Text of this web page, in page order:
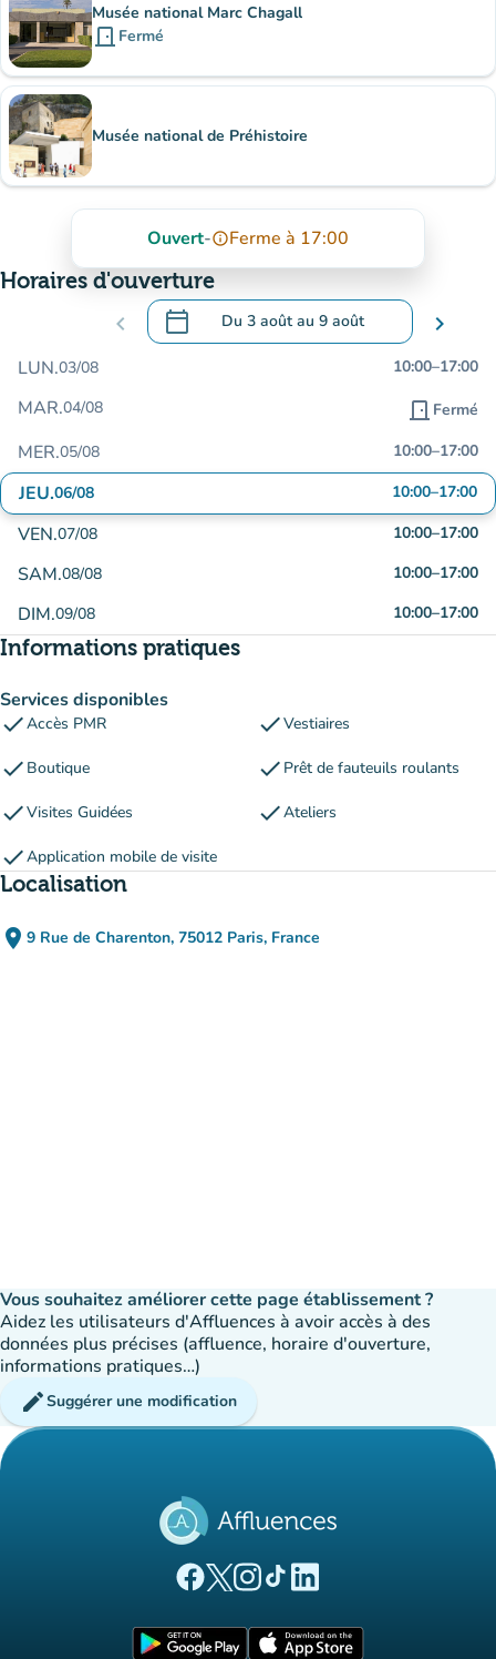
Musée national Marc Chagall
door_front Fermé
Musée national de Préhistoire
Ouvert-info_outlineFerme à 17:00
Horaires d'ouverture
chevron_left calendar_today Du 3 aoûtau 9 août
.Ouvrir le calendrier pour changer de
chevron_right
LUN.03/08 10:00–17:00
MAR.04/08 door_front Fermé
MER.05/08 10:00–17:00
JEU.06/08 10:00–17:00
VEN.07/08 10:00–17:00
SAM.08/08 10:00–17:00
DIM.09/08 10:00–17:00
Informations pratiques
Services disponibles
checkAccès PMR checkVestiaires
check Boutique check Prêt de fauteuils roulants
checkVisites Guidées checkAteliers
checkApplication mobile de visite
Localisation
place 9 Rue de Charenton, 75012 Paris, France
(ouvrir dans Google Maps)
(nouvel onglet)
Vous souhaitez améliorer cette page établissement ?
Aidez les utilisateurs d'Affluences à avoir accès à des
données plus précises (affluence, horaire d'ouverture,
informations pratiques…)
editSuggérer une modification
(nouvel onglet)
(nouvel onglet)
(nouvel onglet)
(nouvel onglet)
(nouvel onglet)